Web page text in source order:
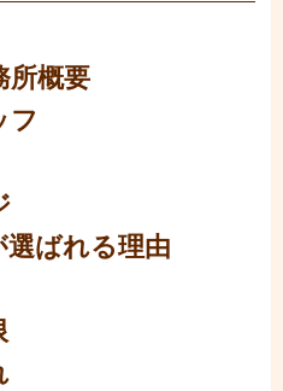
所概要
フ
選ばれる理由